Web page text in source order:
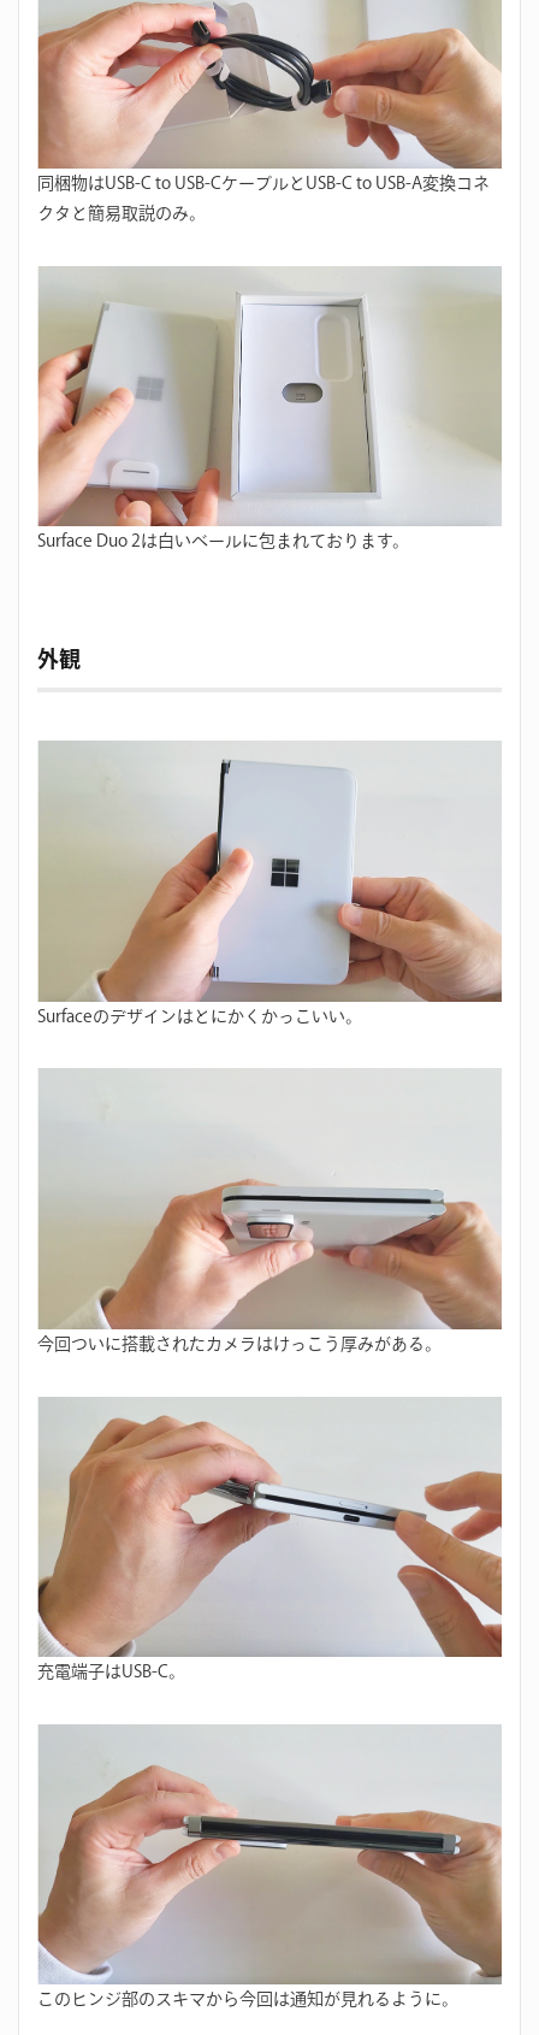
同梱物はUSB-C to USB-CケーブルとUSB-C to USB-A変換コネ
クタと簡易取説のみ。
Surface Duo 2は白いベールに包まれております。
外観
Surfaceのデザインはとにかくかっこいい。
今回ついに搭載されたカメラはけっこう厚みがある。
充電端子はUSB-C。
このヒンジ部のスキマから今回は通知が見れるように。